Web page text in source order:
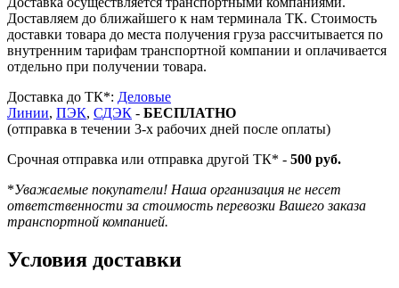
Доставляем до ближайшего к нам терминала ТК. Стоимость
доставки товара до места получения груза рассчитывается по
внутренним тарифам транспортной компании и оплачивается
отдельно при получении товара.
Доставка до ТК*: Деловые
Линии, ПЭК, СДЭК - БЕСПЛАТНО
(отправка в течении 3-х рабочих дней после оплаты)
Срочная отправка или отправка другой ТК* - 500 руб.
*Уважаемые покупатели! Наша организация не несет
ответственности за стоимость перевозки Вашего заказа
транспортной компанией.
Условия доставки